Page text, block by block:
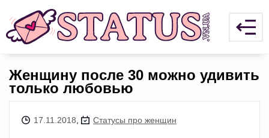
Женщину после 30 можно удивить
только любовью
17.11.2018 Статусы про женщин